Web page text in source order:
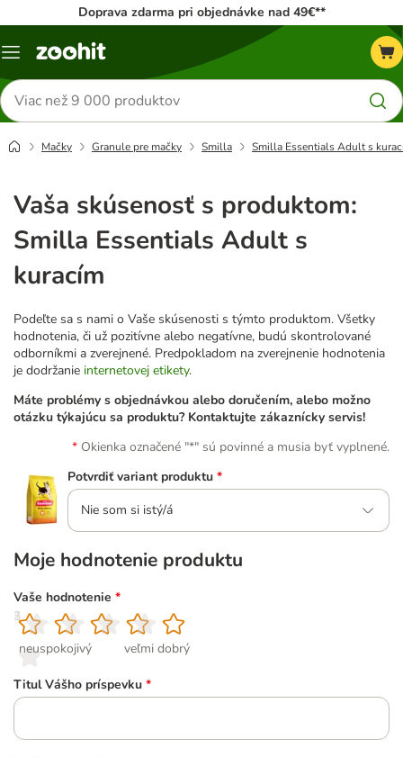
Doprava zdarma pri objednávke nad 49€**
Kategórie
Hľadať
produkty
Mačky Granule pre mačky Smilla Smilla Essentials Adult s
Vaša skúsenosť s produktom:
Smilla Essentials Adult s
kuracím
Podeľte sa s nami o Vaše skúsenosti s týmto produktom. Všetky
hodnotenia, či už pozitívne alebo negatívne, budú skontrolované
odborníkmi a zverejnené. Predpokladom na zverejnenie hodnotenia
je dodržanie internetovej etikety.
Máte problémy s objednávkou alebo doručením, alebo možno
otázku týkajúcu sa produktu? Kontaktujte zákaznícky servis!
Okienka označené "*" sú povinné a musia byť vyplnené.
Potvrdiť variant produktu *
Nie som si istý/á
Moje hodnotenie produktu
Vaše hodnotenie *
1
neuspokojivý
2
3
4
5
veľmi dobrý
Titul Vášho príspevku *